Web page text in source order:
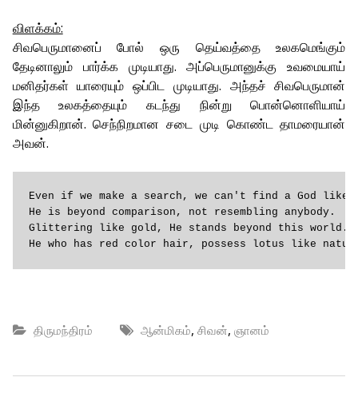
விளக்கம்:
சிவபெருமானைப் போல் ஒரு தெய்வத்தை உலகமெங்கும்
தேடினாலும் பார்க்க முடியாது. அப்பெருமானுக்கு உவமையாய்
மனிதர்கள் யாரையும் ஒப்பிட முடியாது. அந்தச் சிவபெருமான்
இந்த உலகத்தையும் கடந்து நின்று பொன்னொளியாய்
மின்னுகிறான். செந்நிறமான சடை முடி கொண்ட தாமரையான்
அவன்.
Even if we make a search, we can't find a God like
He is beyond comparison, not resembling anybody.
Glittering like gold, He stands beyond this world.
He who has red color hair, possess lotus like
திருமந்திரம் ஆன்மிகம், சிவன், ஞானம்